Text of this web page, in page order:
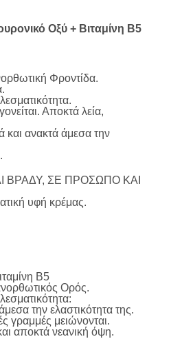
Οξύ + Βιταμίνη Β5
Φροντίδα.
Αποκτά λεία,
και ανακτά άμεσα την
ΒΡΑΔΥ, ΣΕ ΠΡΟΣΩΠΟ ΚΑΙ
υφή κρέμας.
Β5
Ορός.
την ελαστικότητα της.
γραμμές μειώνονται.
αποκτά νεανική όψη.